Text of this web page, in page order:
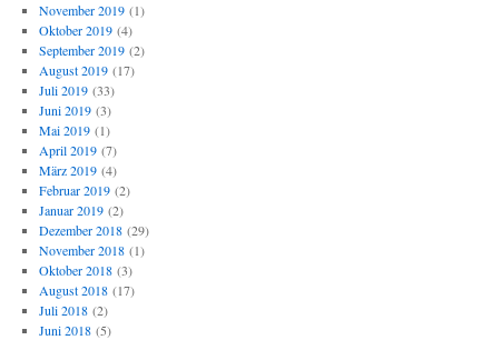
November 2019(1)
Oktober 2019(4)
September 2019(2)
August 2019(17)
Juli 2019(33)
Juni 2019(3)
Mai 2019(1)
April 2019(7)
März 2019(4)
Februar 2019(2)
Januar 2019(2)
Dezember 2018(29)
November 2018(1)
Oktober 2018(3)
August 2018(17)
Juli 2018(2)
Juni 2018(5)